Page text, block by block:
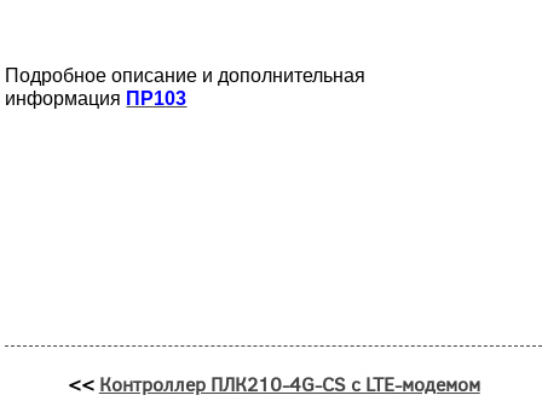
Подробное описание и дополнительная
информация ПР103
<< Контроллер ПЛК210-4G-CS с LTE-модемом